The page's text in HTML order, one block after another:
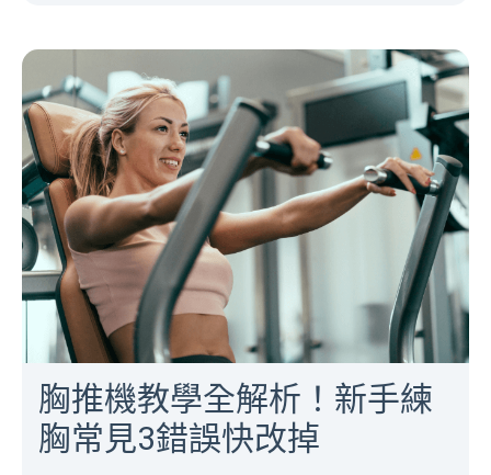
胸推機教學全解析！新手練
胸常見3錯誤快改掉